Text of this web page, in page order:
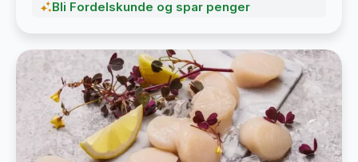
Bli Fordelskunde og spar penger